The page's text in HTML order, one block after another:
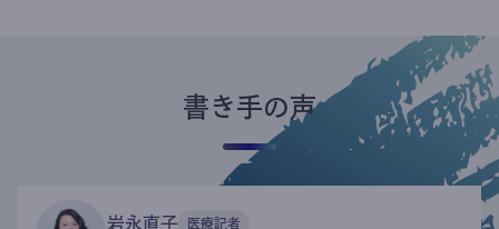
書き手の声
岩永直子 医療記者